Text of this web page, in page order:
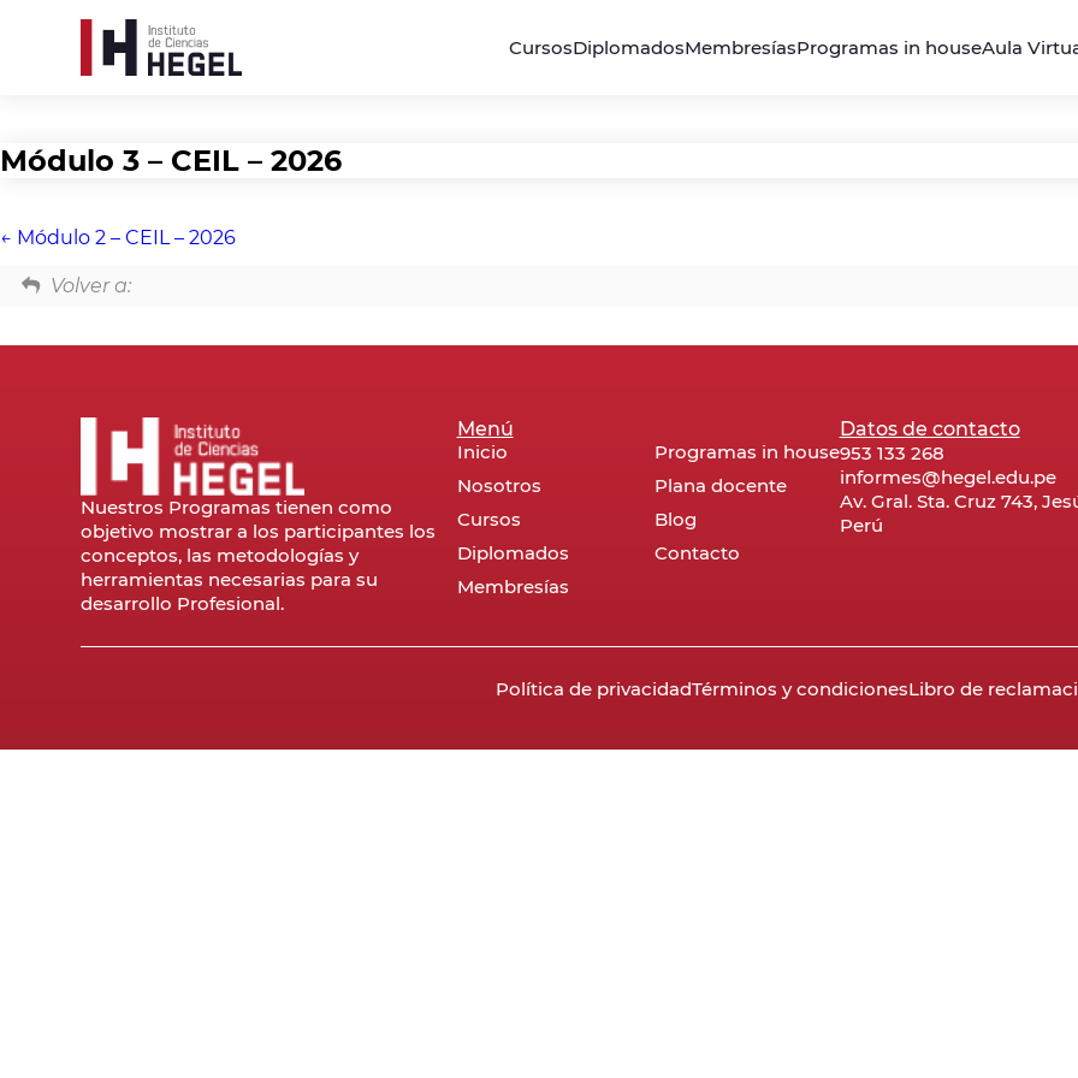
CursosDiplomadosMembresíasProgramas in houseAula
Módulo 3 – CEIL – 2026
Módulo 2 – CEIL – 2026
Volver a:
Nuestros Programas tienen como
objetivo mostrar a los participantes los
conceptos, las metodologías y
herramientas necesarias para su
desarrollo Profesional.
Menú
Inicio
Nosotros
Cursos
Diplomados
Membresías
Programas in house
Plana docente
Blog
Contacto
Datos de contacto
953 133 268
informes@hegel.edu.pe
Av. Gral. Sta. Cruz 743,
Perú
Política de privacidadTérminos y condicionesLibro de